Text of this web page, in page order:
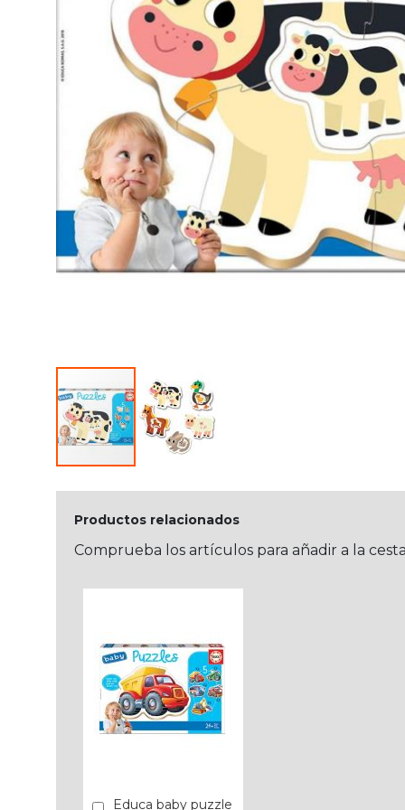
Productos relacionados
Comprueba los artículos para añadir a la
Educa baby puzzle
Añadir